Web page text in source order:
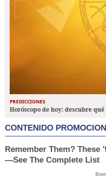
PREDICCIONES
Horóscopo de hoy: descubre
CONTENIDO
Remember Them? These
—See The Complete List